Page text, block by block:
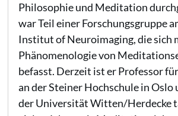
Philosophie und Meditation
war Teil einer Forschungsgruppe
Institut of Neuroimaging, die sich
Phänomenologie von
befasst. Derzeit ist er Professor
an der Steiner Hochschule in Oslo
der Universität Witten/Herdecke